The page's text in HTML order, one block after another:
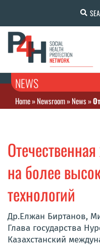
NEWS
Home»Newsroom»News»
на более
технологий
Др.Елжан Биртанов,
Глава государства
Казахстанский